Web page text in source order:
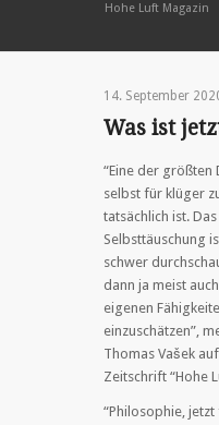
Hohe Luft Magazin
14. September
Was ist
“Eine der größten
selbst für klüger
tatsächlich ist.
Selbsttäuschung
schwer
dann ja meist
eigenen
einzuschätzen”,
Thomas Vašek
Zeitschrift “Hohe
“Philosophie,